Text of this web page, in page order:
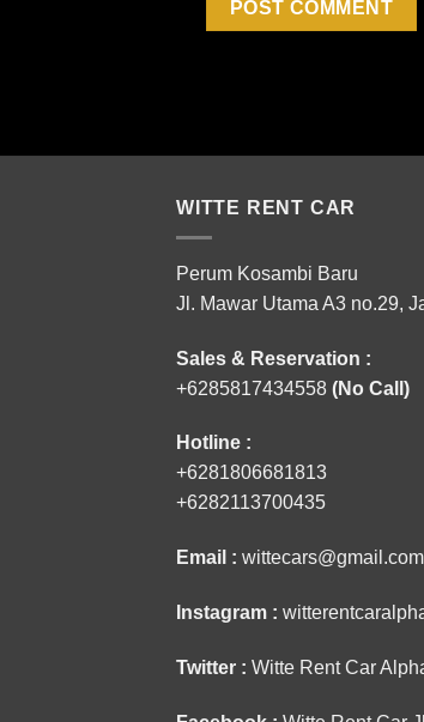
WITTE RENT CAR
Perum Kosambi Baru
Jl. Mawar Utama A3 no.29,
Sales & Reservation :
+6285817434558 (No Call)
Hotline :
+6281806681813
+6282113700435
Email : wittecars@gmail.com
Instagram :
Twitter : Witte Rent Car